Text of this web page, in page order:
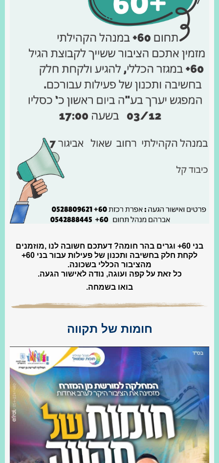
בני 60+ וגרים בהר חומה? דעתכם חשובה לנו ,מוזמנים
לקחת חלק בחשיבה ותכנון של פעילות עבור בני 60+
מהציבור הכללי בשכונה.
כל זאת על קפה ועוגה, נודה לאישור הגעה.
בואו בשמחה.
חומות של תקווה